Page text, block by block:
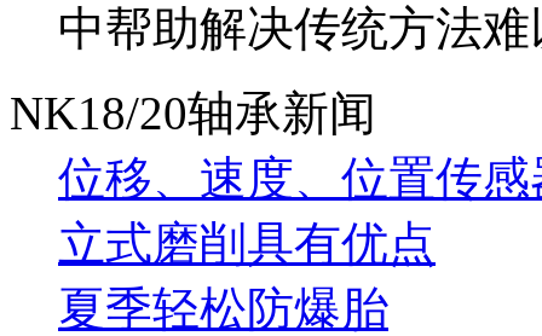
中帮助解决传统方法
NK18/20轴承新闻
位移、速度、位置传
立式磨削具有优点
夏季轻松防爆胎